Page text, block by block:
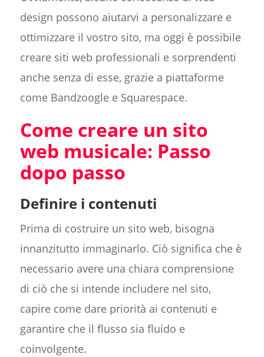
design possono aiutarvi a personalizzare e
ottimizzare il vostro sito, ma oggi è possibile
creare siti web professionali e sorprendenti
anche senza di esse, grazie a piattaforme
come Bandzoogle e Squarespace.
Come creare un sito
web musicale: Passo
dopo passo
Definire i contenuti
Prima di costruire un sito web, bisogna
innanzitutto immaginarlo. Ciò significa che è
necessario avere una chiara comprensione
di ciò che si intende includere nel sito,
capire come dare priorità ai contenuti e
garantire che il flusso sia fluido e
coinvolgente.